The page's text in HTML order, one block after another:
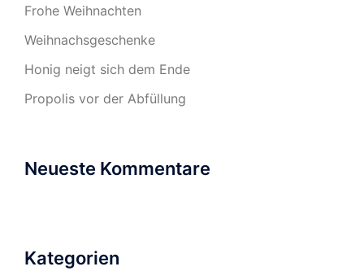
Frohe Weihnachten
Weihnachsgeschenke
Honig neigt sich dem Ende
Propolis vor der Abfüllung
Neueste Kommentare
Kategorien